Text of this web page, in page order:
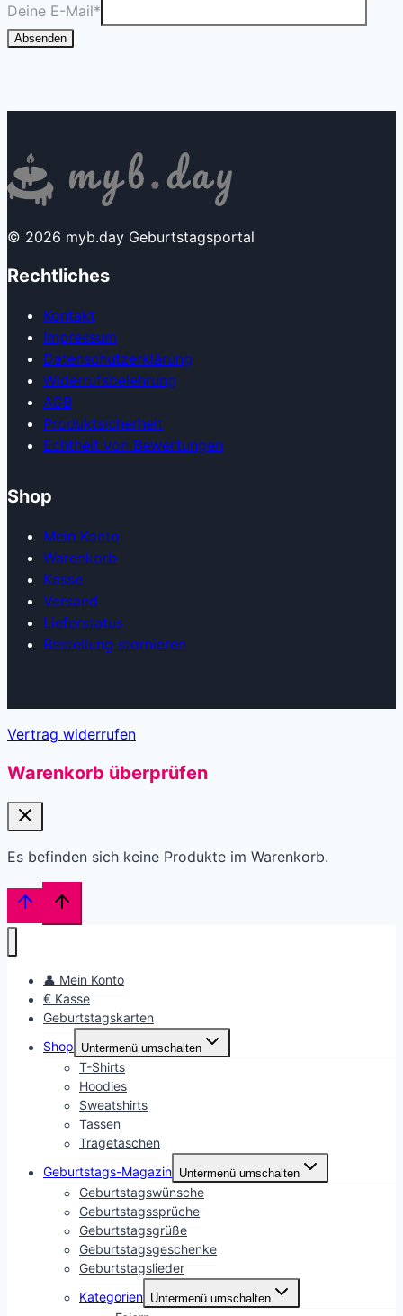
Deine E-Mail*
Absenden
© 2026 myb.day Geburtstagsportal
Rechtliches
Kontakt
Impressum
Datenschutzerklärung
Widerrufsbelehrung
AGB
Produkt­sicherheit
Echtheit von Bewertungen
Shop
Mein Konto
Warenkorb
Kasse
Versand
Lieferstatus
Bestellung stornieren
Vertrag widerrufen
Warenkorb überprüfen
Es befinden sich keine Produkte im Warenkorb.
👤 Mein Konto
€ Kasse
Geburtstagskarten
Shop
Untermenü umschalten
T-Shirts
Hoodies
Sweatshirts
Tassen
Tragetaschen
Geburtstags-Magazin Untermenü umschalten
Geburtstagswünsche
Geburtstagssprüche
Geburtstagsgrüße
Geburtstagsgeschenke
Geburtstagslieder
Kategorien Untermenü umschalten